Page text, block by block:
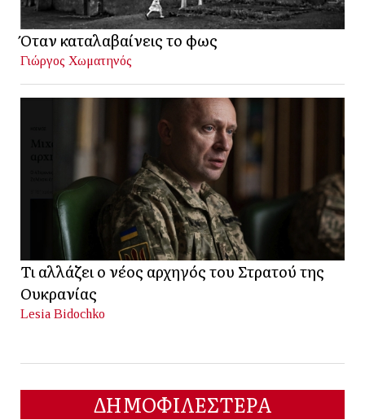
Όταν καταλαβαίνεις το φως
Γιώργος Χωματηνός
Τι αλλάζει ο νέος αρχηγός του Στρατού της
Ουκρανίας
Lesia Bidochko
ΔΗΜΟΦΙΛΕΣΤΕΡΑ